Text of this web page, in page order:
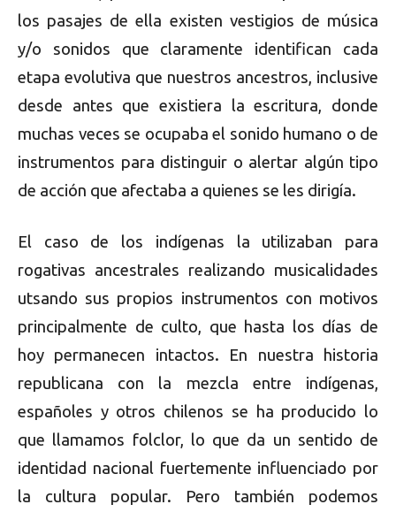
los pasajes de ella existen vestigios de música
y/o sonidos que claramente identifican cada
etapa evolutiva que nuestros ancestros, inclusive
desde antes que existiera la escritura, donde
muchas veces se ocupaba el sonido humano o de
instrumentos para distinguir o alertar algún tipo
de acción que afectaba a quienes se les dirigía.
El caso de los indígenas la utilizaban para
rogativas ancestrales realizando musicalidades
utsando sus propios instrumentos con motivos
principalmente de culto, que hasta los días de
hoy permanecen intactos. En nuestra historia
republicana con la mezcla entre indígenas,
españoles y otros chilenos se ha producido lo
que llamamos folclor, lo que da un sentido de
identidad nacional fuertemente influenciado por
la cultura popular. Pero también podemos